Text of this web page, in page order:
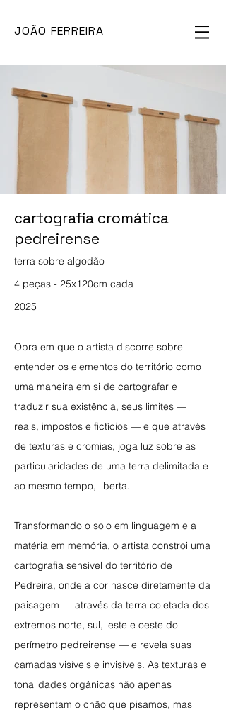
JOÃO FERREIRA
cartografia cromática
pedreirense
terra sobre algodão
4 peças - 25x120cm cada
2025
Obra em que o artista discorre sobre
entender os elementos do território como
uma maneira em si de cartografar e
traduzir sua existência, seus limites —
reais, impostos e fictícios — e que através
de texturas e cromias, joga luz sobre as
particularidades de uma terra delimitada e
ao mesmo tempo, liberta.
Transformando o solo em linguagem e a
matéria em memória, o artista constroi uma
cartografia sensível do território de
Pedreira, onde a cor nasce diretamente da
paisagem — através da terra coletada dos
extremos norte, sul, leste e oeste do
perímetro pedreirense — e revela suas
camadas visíveis e invisíveis. As texturas e
tonalidades orgânicas não apenas
representam o chão que pisamos, mas